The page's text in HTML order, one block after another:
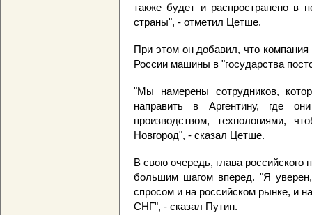
также будет и распространено в
страны", - отметил Цетше.
При этом он добавил, что
России машины в "государства
"Мы намерены сотрудников,
направить в Аргентину, где
производством, технологиями,
Новгород", - сказал Цетше.
В свою очередь, глава российского
большим шагом вперед. "Я
спросом и на российском рынке, и
СНГ", - сказал Путин.